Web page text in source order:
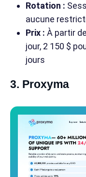
Rotation :
aucune
Prix : À partir
jour, 2 150 $
jours
3. Proxyma